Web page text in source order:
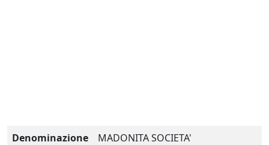
Denominazione
MADONITA SOCIETA'